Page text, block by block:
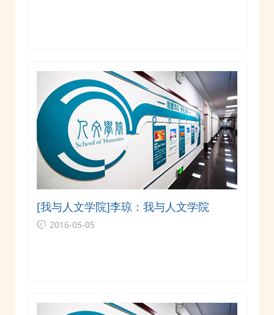
[我与人文学院]李琼：我与人文学院
2016-05-05